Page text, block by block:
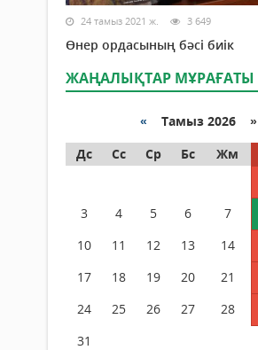
24 тамыз 2021 ж. 3 649
Өнер ордасының бәсі биік
ЖАҢАЛЫҚТАР МҰРАҒАТЫ
« Тамыз 2026 »
Дс
Сс Ср Бс Жм
3
4 5 6 7
10
11 12 13 14
17
18 19 20 21
24
25 26 27 28
31